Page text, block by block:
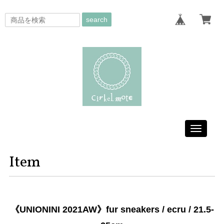
search
Toggle
Item
《UNIONINI 2021AW》fur sneakers / ecru / 21.5-